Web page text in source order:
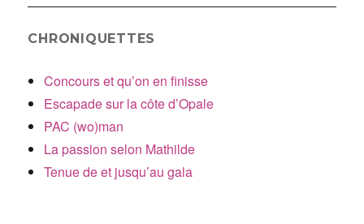
CHRONIQUETTES
Concours et qu’on en finisse
Escapade sur la côte d’Opale
PAC (wo)man
La passion selon Mathilde
Tenue de et jusqu’au gala